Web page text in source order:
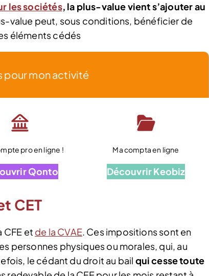
les sociétés, la plus-value vient s’ajouter au
value peut, sous conditions, bénéficier de
éléments cédés
pour mon activité
pro en ligne !
Qonto
Ma compta en ligne
Découvrir Keobiz
CET
CFE et de la CVAE. Ces impositions sont en
personnes physiques ou morales, qui, au
le cédant du droit au bail qui cesse toute